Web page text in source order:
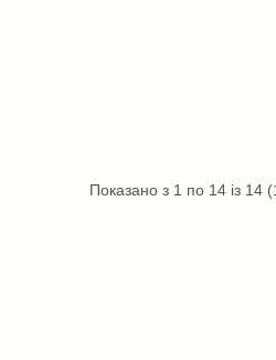
Показано з 1 по 14 із 14